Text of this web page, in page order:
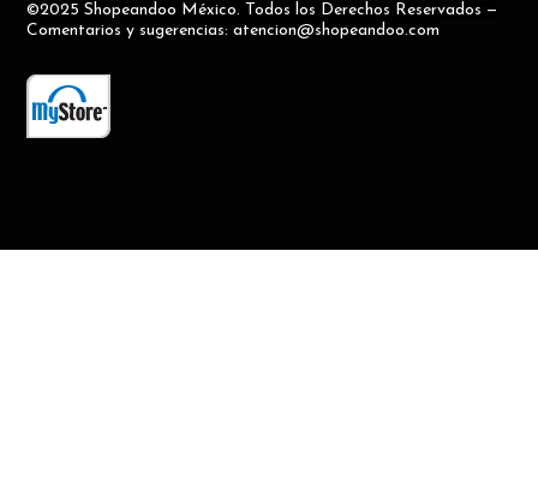
©2025 Shopeandoo México. Todos los Derechos Reservados —
Comentarios y sugerencias: atencion@shopeandoo.com